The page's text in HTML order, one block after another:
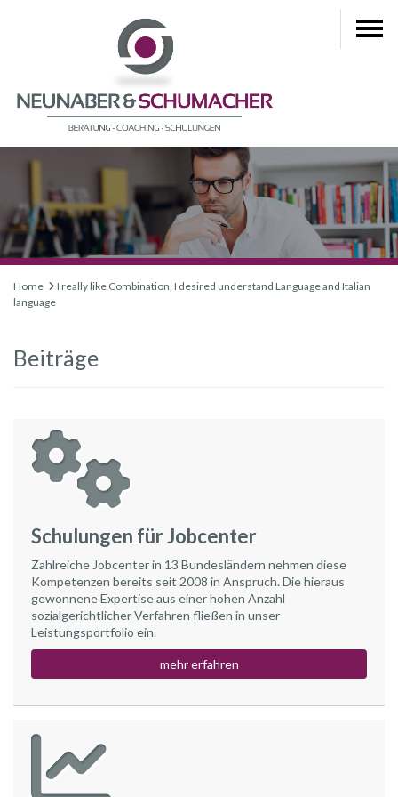
Home
I really like Combination, I desired understand Language and Italian
language
Beiträge
Schulungen für Jobcenter
Zahlreiche Jobcenter in 13 Bundesländern nehmen diese
Kompetenzen bereits seit 2008 in Anspruch. Die hieraus
gewonnene Expertise aus einer hohen Anzahl
sozialgerichtlicher Verfahren fließen in unser
Leistungsportfolio ein.
mehr erfahren